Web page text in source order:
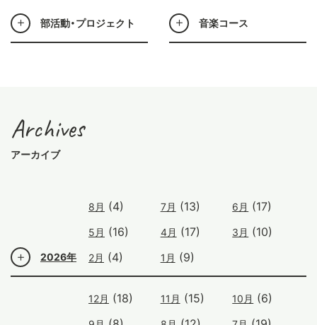
部活動・プロジェクト 音楽コース
Archives
アーカイブ
2026年
8月 (4) 7月 (13) 6月 (17)
5月 (16) 4月 (17) 3月 (10)
2月 (4) 1月 (9)
12月 (18) 11月 (15) 10月 (6)